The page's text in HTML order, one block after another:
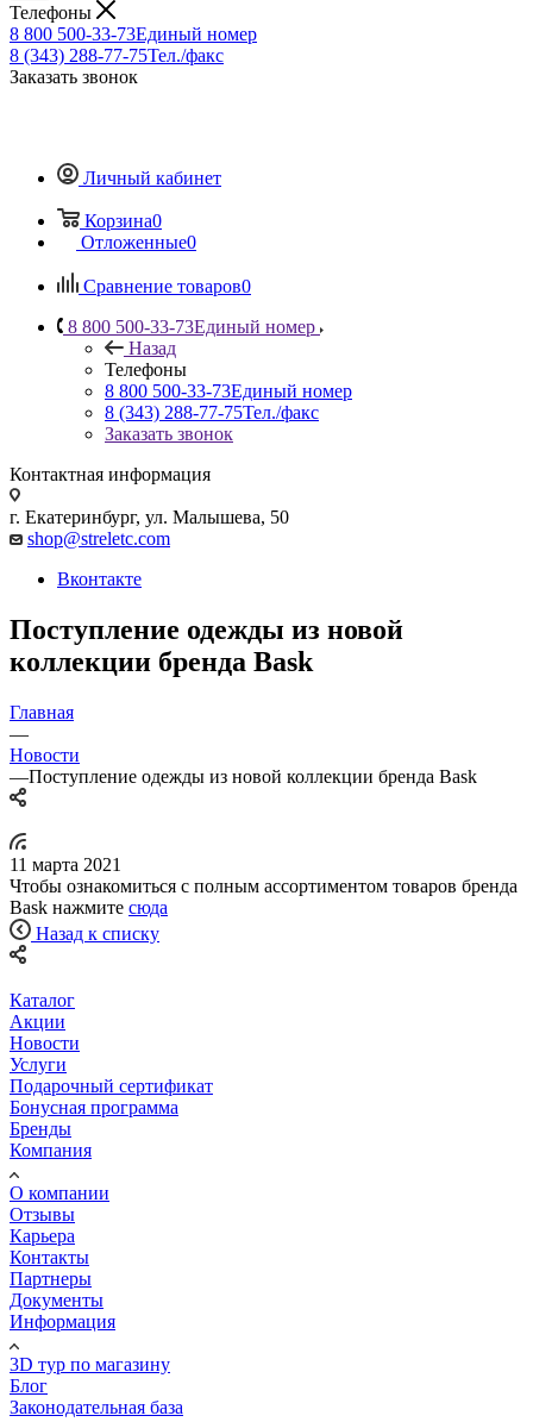
Телефоны
8 800 500-33-73Единый номер
8 (343) 288-77-75Тел./факс
Заказать звонок
Личный кабинет
Корзина0
Отложенные0
Сравнение товаров0
8 800 500-33-73Единый номер
Назад
Телефоны
8 800 500-33-73Единый номер
8 (343) 288-77-75Тел./факс
Заказать звонок
Контактная информация
г. Екатеринбург, ул. Малышева, 50
shop@streletc.com
Вконтакте
Поступление одежды из новой
коллекции бренда Bask
Главная
—
Новости
—Поступление одежды из новой коллекции бренда Bask
11 марта 2021
Чтобы ознакомиться с полным ассортиментом товаров бренда
Bask нажмите сюда
Назад к списку
Каталог
Акции
Новости
Услуги
Подарочный сертификат
Бонусная программа
Бренды
Компания
О компании
Отзывы
Карьера
Контакты
Партнеры
Документы
Информация
3D тур по магазину
Блог
Законодательная база